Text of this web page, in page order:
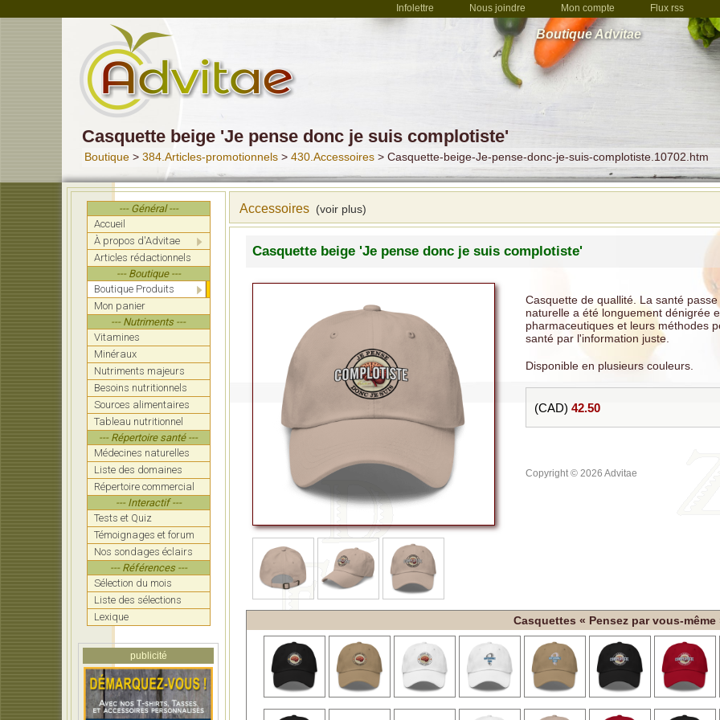
Infolettre Nous joindre Mon compte Flux rss
Boutique Advitae
Casquette beige 'Je pense donc je suis complotiste'
Boutique > 384.Articles-promotionnels > 430.Accessoires > Casquette-beige-Je-pense-donc-je-suis-complotiste.10702.htm
--- Général ---
Accueil
À propos d'Advitae
Articles rédactionnels
--- Boutique ---
Boutique Produits
Mon panier
--- Nutriments ---
Vitamines
Minéraux
Nutriments majeurs
Besoins nutritionnels
Sources alimentaires
Tableau nutritionnel
--- Répertoire santé ---
Médecines naturelles
Liste des domaines
Répertoire commercial
--- Interactif ---
Tests et Quiz
Témoignages et forum
Nos sondages éclairs
--- Références ---
Sélection du mois
Liste des sélections
Lexique
publicité
Accessoires (voir plus)
Casquette beige 'Je pense donc je suis complotiste'
Casquette de quallité. La santé
naturelle a été longuement dénigrée
pharmaceutiques et leurs méthodes
santé par l'information juste.
Disponible en plusieurs couleurs.
(CAD) 42.50
Copyright © 2026 Advitae
Casquettes « Pensez par vous-même